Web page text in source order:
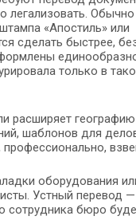
легализовать.
«Апостиль» или
сделать быстрее,
только в
расширяет географию
шаблонов для
оборудования
Устный перевод
сотрудника бюро